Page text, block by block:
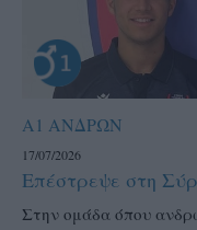
Α1 ΑΝΔΡΩΝ
17/07/2026
Επέστρεψε στη
Στην ομάδα όπου